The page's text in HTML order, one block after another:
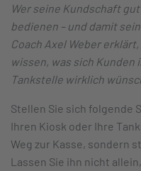
Wer seine Kundschaft
bedienen – und damit
Coach Axel Weber
wissen, was sich Kunden
Tankstelle wirklich
Stellen Sie sich folgende
Ihren Kiosk oder Ihre
Weg zur Kasse, sondern
Lassen Sie ihn nicht